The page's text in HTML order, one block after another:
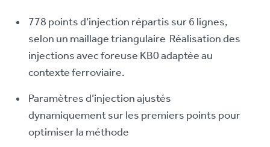
778 points d’injection répartis sur 6 lignes,
selon un maillage triangulaire Réalisation des
injections avec foreuse KB0 adaptée au
contexte ferroviaire.
Paramètres d’injection ajustés
dynamiquement sur les premiers points pour
optimiser la méthode